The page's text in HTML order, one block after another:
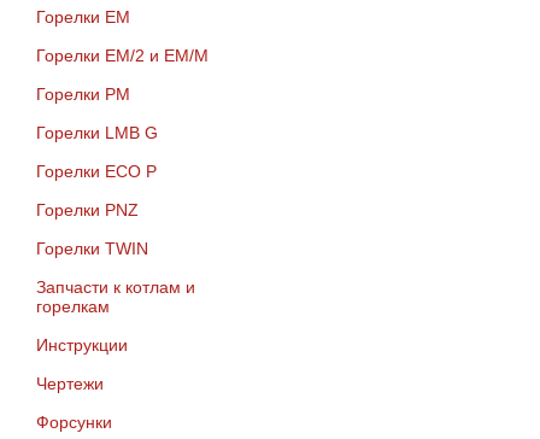
Горелки EM
Горелки EM/2 и EM/M
Горелки PM
Горелки LMB G
Горелки ECO P
Горелки PNZ
Горелки TWIN
Запчасти к котлам и
горелкам
Инструкции
Чертежи
Форсунки